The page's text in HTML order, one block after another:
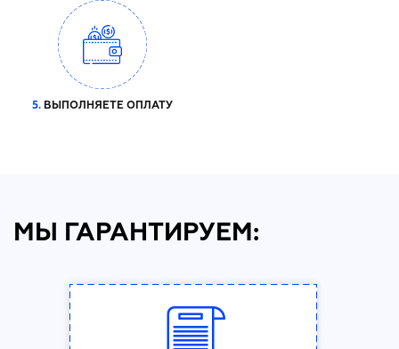
5. ВЫПОЛНЯЕТЕ ОПЛАТУ
МЫ ГАРАНТИРУЕМ: